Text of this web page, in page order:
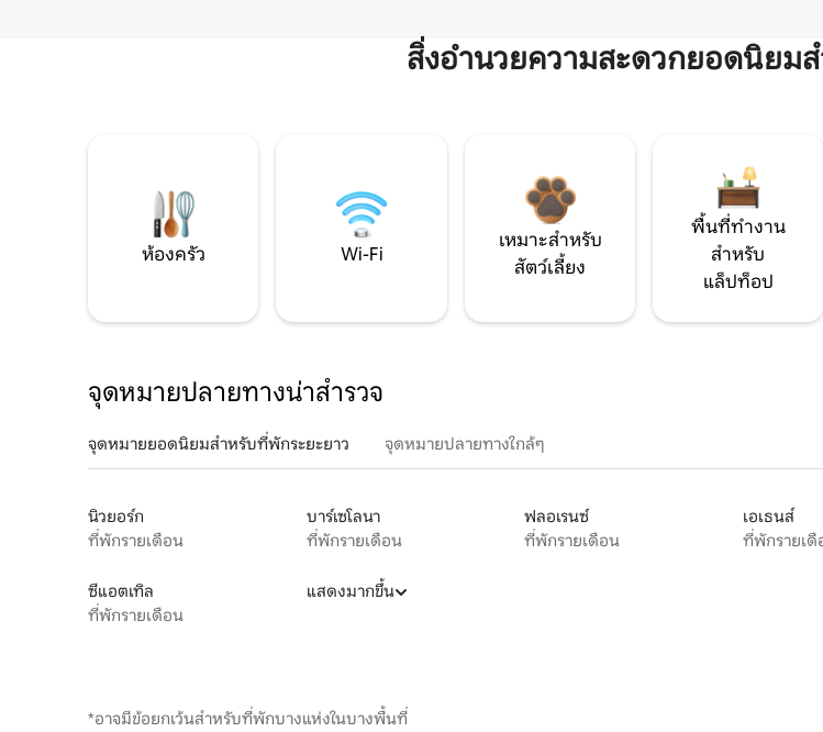
สิ่งอำนวยความสะดวกยอดนิยม
ห้องครัว Wi-Fi
เหมาะสำหรับ
สัตว์เลี้ยง
พื้นที่ทำงาน
สำหรับ
แล็ปท็อป
จุดหมายปลายทางน่าสำรวจ
จุดหมายยอดนิยมสำหรับที่พักระยะยาว จุดหมายปลายทางใกล้ๆ
นิวยอร์ก
ที่พักรายเดือน
บาร์เซโลนา
ที่พักรายเดือน
ฟลอเรนซ์
ที่พักรายเดือน
เอเธนส์
ที่พักรายเดื
ซีแอตเทิล
ที่พักรายเดือน
แสดงมากขึ้น
*อาจมีข้อยกเว้นสำหรับที่พักบางแห่งในบางพื้นที่